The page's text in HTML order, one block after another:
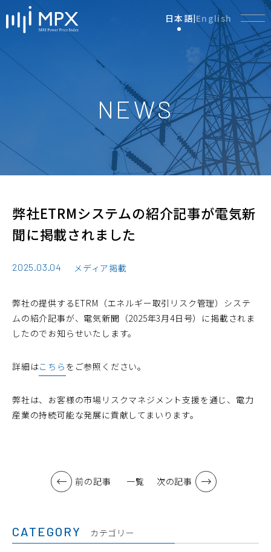
日本語|English
NEWS
弊社ETRMシステムの紹介記事が電気新
聞に掲載されました
2025.03.04 メディア掲載
弊社の提供するETRM（エネルギー取引リスク管理）システ
ムの紹介記事が、電気新聞（2025年3月4日号）に掲載されま
したのでお知らせいたします。
詳細はこちら をご参照ください。
弊社は、お客様の市場リスクマネジメント支援を通じ、電力
産業の持続可能な発展に貢献してまいります。
前の記事 一覧 次の記事
CATEGORY カテゴリー